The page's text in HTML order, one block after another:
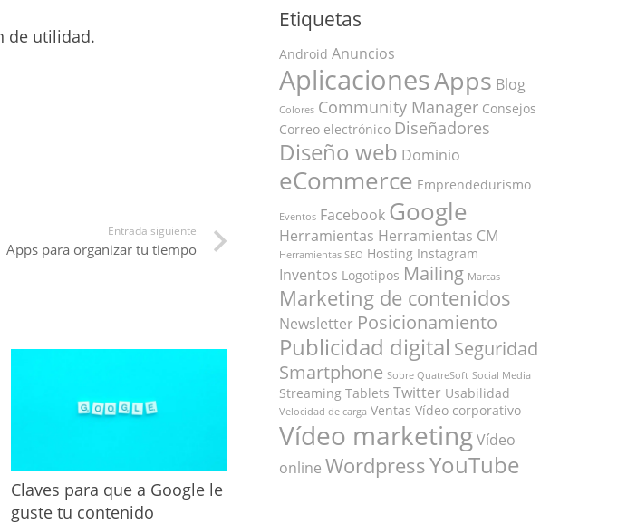
de utilidad.
Entrada siguiente
Apps para organizar tu tiempo
Claves para que a Google le
guste tu contenido
Etiquetas
Android Anuncios
AplicacionesApps Blog
Colores Community Manager Consejos
Correo electrónico Diseñadores
Diseño web Dominio
eCommerce Emprendedurismo
Eventos Facebook Google
Herramientas Herramientas CM
Herramientas SEO Hosting Instagram
Inventos Logotipos Mailing Marcas
Marketing de contenidos
Newsletter Posicionamiento
Publicidad digital Seguridad
Smartphone Sobre QuatreSoft Social Media
Streaming Tablets Twitter Usabilidad
Velocidad de carga Ventas Vídeo corporativo
Vídeo marketing Vídeo
online WordpressYouTube